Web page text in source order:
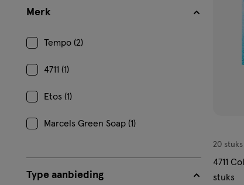
Merk
Tempo (2)
4711 (1)
Etos (1)
Marcels Green Soap (1)
Type aanbieding
20 stuks
4711
stuks